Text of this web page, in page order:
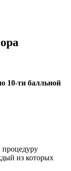
10-ти балльной
из которых